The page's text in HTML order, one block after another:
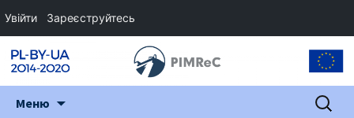
Меню Пошук:
Увійти Зареєструйтесь